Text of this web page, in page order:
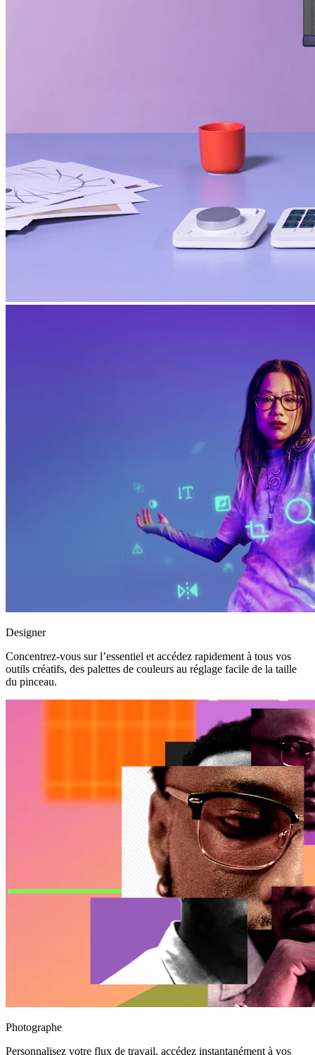
Designer
Concentrez-vous sur l’essentiel et accédez rapidement à tous vos
outils créatifs, des palettes de couleurs au réglage facile de la taille
du pinceau.
Photographe
Personnalisez votre flux de travail, accédez instantanément à vos